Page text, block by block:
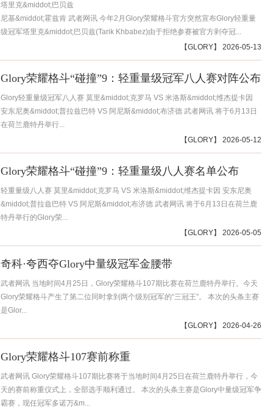
塔里克&middot;巴贝兹
尼基&middot;霍兹肯 武者网讯 今年2月Glory荣耀格斗官方突然宣布Glory轻重量
级冠军塔里克&middot;巴贝兹(Tarik Khbabez)由于拒绝参赛被官方剥夺冠...
【GLORY】 2026-05-13
Glory荣耀格斗“碰撞”9：轻重量级冠军八人赛对阵公布
Glory轻重量级冠军八人赛 莫里&middot;克罗马 VS 米洛斯&middot;维杰提卡因
安东尼奥&middot;普拉兹巴特 VS 阿尼斯&middot;布济德 武者网讯 将于6月13日
在荷兰鹿特丹举行...
【GLORY】 2026-05-12
Glory荣耀格斗“碰撞”9：轻重量级八人赛名单公布
轻重量级八人赛 莫里&middot;克罗马 VS 米洛斯&middot;维杰提卡因 安东尼奥
&middot;普拉兹巴特 VS 阿尼斯&middot;布济德 武者网讯 将于6月13日在荷兰鹿
特丹举行的Glory荣...
【GLORY】 2026-05-05
奇科·夸西夺Glory中量级冠军金腰带
武者网讯 当地时间4月25日，Glory荣耀格斗107期比赛在荷兰鹿特丹举行。今天
Glory荣耀格斗产生了第二位同时拿到两个级别冠军的“三冠王”。 本次的头条主赛
是Glor...
【GLORY】 2026-04-26
Glory荣耀格斗107赛前称重
武者网讯 Glory荣耀格斗107期比赛将于当地时间4月25日在荷兰鹿特丹举行，今
天的赛前称重仪式上，全部选手顺利通过。 本次的头条主赛是Glory中量级冠军争
霸赛，现任冠军多诺万&m...